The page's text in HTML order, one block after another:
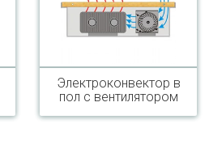
Электроконвектор в
пол с вентилятором